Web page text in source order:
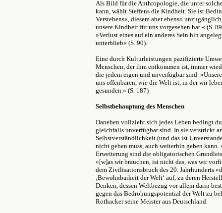
Als Bild für die Anthropologie, die unter
kann, wählt Steffens die Kindheit. Sie ist
Verstehens«, diesem aber ebenso
unsere Kindheit für uns vorgesehen hat.« (S.
»Verlust eines auf ein anderes Sein hin
unterblieb« (S. 90).
Eine durch Kulturleistungen pazifizierte
Menschen, der ihm entkommen ist, immer
die jedem eigen und unverfügbar sind.
uns offenbaren, wie die Welt ist, in der wir
gesunden.« (S. 187)
Selbstbehauptung des Menschen
Daneben vollzieht sich jedes Leben bedingt
gleichfalls unverfügbar sind. In sie verstrickt
Selbstverständlichkeit (und das ist
nicht geben muss, auch weiterhin geben
Erweiterung sind die obligatorischen
»[w]as wir brauchen, ist nicht das, was wir
dem Zivilisationsbruch des 20. Jahrhunderts
‚Bewohnbarkeit der Welt‘ auf, zu deren
Denken, dessen Weltbezug vor allem darin
gegen das Bedrohungspotential der Welt zu
Rothacker seine Meister aus Deutschland.